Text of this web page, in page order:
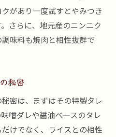
があり一度試すとやみつき
さらに、地元産のニンニク
味料も焼肉と相性抜群で
秘密
密は、まずはその特製タレ
噌ダレや醤油ベースのタレ
けでなく、ライスとの相性